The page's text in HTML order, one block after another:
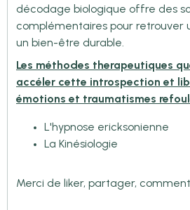
décodage biologique offre des
complémentaires pour retrouver
un bien-être durable.
Les méthodes therapeutiques
accéler cette introspection et
émotions et traumatismes
L'hypnose ericksonienne
La Kinésiologie
Merci de liker, partager,